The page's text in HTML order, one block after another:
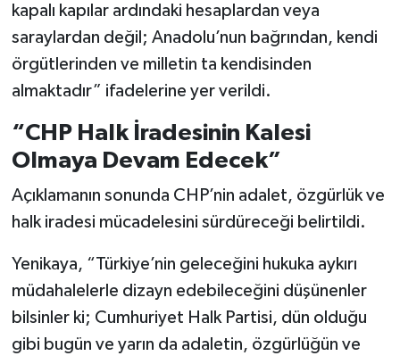
kapalı kapılar ardındaki hesaplardan veya
saraylardan değil; Anadolu’nun bağrından, kendi
örgütlerinden ve milletin ta kendisinden
almaktadır” ifadelerine yer verildi.
“CHP Halk İradesinin Kalesi
Olmaya Devam Edecek”
Açıklamanın sonunda CHP’nin adalet, özgürlük ve
halk iradesi mücadelesini sürdüreceği belirtildi.
Yenikaya, “Türkiye’nin geleceğini hukuka aykırı
müdahalelerle dizayn edebileceğini düşünenler
bilsinler ki; Cumhuriyet Halk Partisi, dün olduğu
gibi bugün ve yarın da adaletin, özgürlüğün ve